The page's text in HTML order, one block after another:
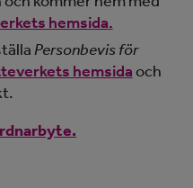
hemsida.
Personbevis för
hemsidaoch